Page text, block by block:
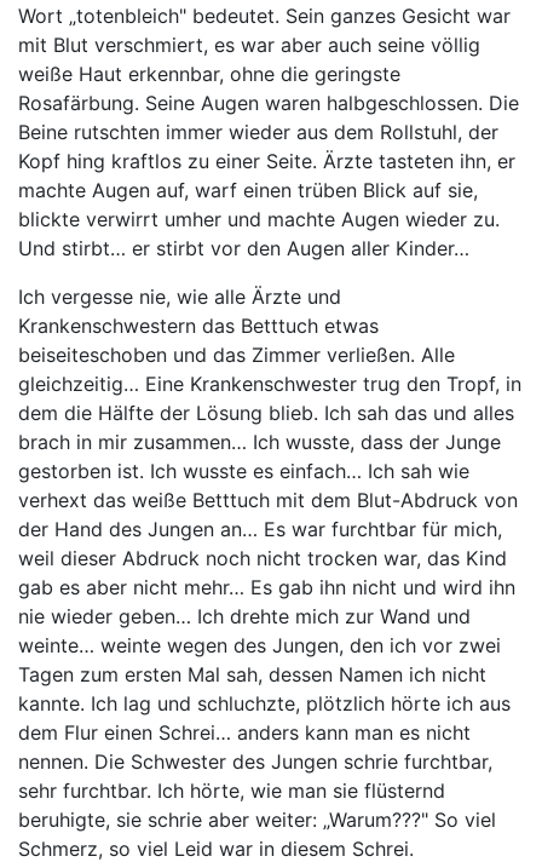
Wort „totenbleich" bedeutet. Sein ganzes Gesicht war
mit Blut verschmiert, es war aber auch seine völlig
weiße Haut erkennbar, ohne die geringste
Rosafärbung. Seine Augen waren halbgeschlossen. Die
Beine rutschten immer wieder aus dem Rollstuhl, der
Kopf hing kraftlos zu einer Seite. Ärzte tasteten ihn, er
machte Augen auf, warf einen trüben Blick auf sie,
blickte verwirrt umher und machte Augen wieder zu.
Und stirbt… er stirbt vor den Augen aller Kinder…
Ich vergesse nie, wie alle Ärzte und
Krankenschwestern das Betttuch etwas
beiseiteschoben und das Zimmer verließen. Alle
gleichzeitig… Eine Krankenschwester trug den Tropf, in
dem die Hälfte der Lösung blieb. Ich sah das und alles
brach in mir zusammen… Ich wusste, dass der Junge
gestorben ist. Ich wusste es einfach… Ich sah wie
verhext das weiße Betttuch mit dem Blut-Abdruck von
der Hand des Jungen an… Es war furchtbar für mich,
weil dieser Abdruck noch nicht trocken war, das Kind
gab es aber nicht mehr… Es gab ihn nicht und wird ihn
nie wieder geben… Ich drehte mich zur Wand und
weinte… weinte wegen des Jungen, den ich vor zwei
Tagen zum ersten Mal sah, dessen Namen ich nicht
kannte. Ich lag und schluchzte, plötzlich hörte ich aus
dem Flur einen Schrei… anders kann man es nicht
nennen. Die Schwester des Jungen schrie furchtbar,
sehr furchtbar. Ich hörte, wie man sie flüsternd
beruhigte, sie schrie aber weiter: „Warum???" So viel
Schmerz, so viel Leid war in diesem Schrei.